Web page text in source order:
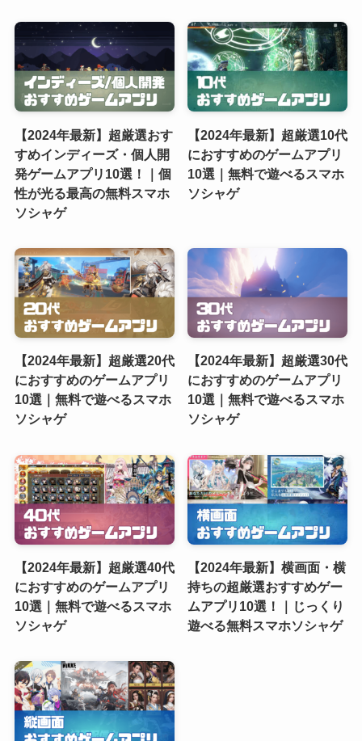
【2024年最新】超厳選おす
すめインディーズ・個人開
発ゲームアプリ10選！｜個
性が光る最高の無料スマホ
ソシャゲ
【2024年最新】超厳選10代
におすすめのゲームアプリ
10選｜無料で遊べるスマホ
ソシャゲ
【2024年最新】超厳選20代
におすすめのゲームアプリ
10選｜無料で遊べるスマホ
ソシャゲ
【2024年最新】超厳選30代
におすすめのゲームアプリ
10選｜無料で遊べるスマホ
ソシャゲ
【2024年最新】超厳選40代
におすすめのゲームアプリ
10選｜無料で遊べるスマホ
ソシャゲ
【2024年最新】横画面・横
持ちの超厳選おすすめゲー
ムアプリ10選！｜じっくり
遊べる無料スマホソシャゲ